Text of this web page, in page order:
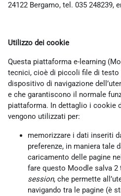
24122 Bergamo, tel. 035 248239,
Utilizzo dei cookie
Questa piattaforma e-learning
tecnici, cioè di piccoli file di testo
dispositivo di navigazione
e che garantiscono il normale
piattaforma. In dettaglio i cookie
vengono utilizzati per:
memorizzare i dati inseriti
preferenze, in maniera tale
caricamento delle pagine
fare questo Moodle salva
session, che permette
navigando tra le pagine (è